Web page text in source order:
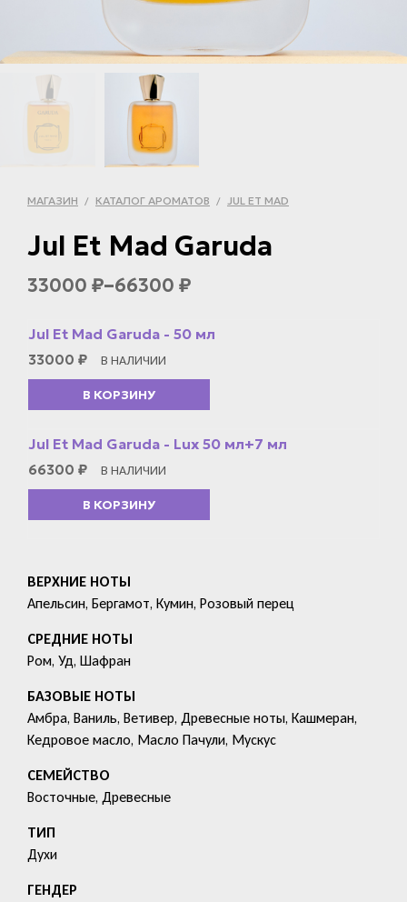
МАГАЗИН / КАТАЛОГ АРОМАТОВ / JUL ET MAD
Jul Et Mad Garuda
33000 ₽–66300 ₽
Jul Et Mad Garuda - 50 мл
33000 ₽ В НАЛИЧИИ
В КОРЗИНУ
Jul Et Mad Garuda - Lux 50 мл+7 мл
66300 ₽ В НАЛИЧИИ
В КОРЗИНУ
ВЕРХНИЕ НОТЫ
Апельсин, Бергамот, Кумин, Розовый перец
СРЕДНИЕ НОТЫ
Ром, Уд, Шафран
БАЗОВЫЕ НОТЫ
Амбра, Ваниль, Ветивер, Древесные ноты, Кашмеран,
Кедровое масло, Масло Пачули, Мускус
СЕМЕЙСТВО
Восточные, Древесные
ТИП
Духи
ГЕНДЕР